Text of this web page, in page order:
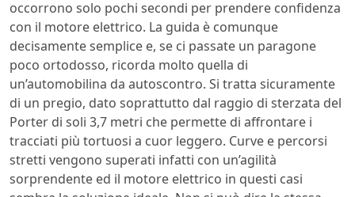
occorrono solo pochi secondi per prendere confidenza
con il motore elettrico. La guida è comunque
decisamente semplice e, se ci passate un paragone
poco ortodosso, ricorda molto quella di
un’automobilina da autoscontro. Si tratta sicuramente
di un pregio, dato soprattutto dal raggio di sterzata del
Porter di soli 3,7 metri che permette di affrontare i
tracciati più tortuosi a cuor leggero. Curve e percorsi
stretti vengono superati infatti con un’agilità
sorprendente ed il motore elettrico in questi casi